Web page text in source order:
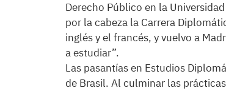
Derecho Público en la
por la cabeza la Carrera
inglés y el francés, y vuelvo a
a estudiar”.
Las pasantías en Estudios
de Brasil. Al culminar las